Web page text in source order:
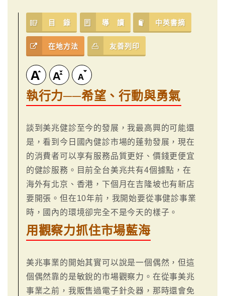
目 錄 導 讀 中英書摘
在地方法 友善列印
執行力──希望、行動與勇氣
談到美兆健診至今的發展，我最高興的可能還
是，看到今日國內健診市場的蓬勃發展，現在
的消費者可以享有服務品質更好、價錢更便宜
的健診服務。目前全台美兆共有4個據點，在
海外有北京、香港，下個月在吉隆坡也有新店
要開張。但在10年前，我開始要從事健診事業
時，國內的環境卻完全不是今天的樣子。
用觀察力抓住市場藍海
美兆事業的開始其實可以說是一個偶然，但這
個偶然靠的是敏銳的市場觀察力。在從事美兆
事業之前，我販售過電子針灸器，那時還會免